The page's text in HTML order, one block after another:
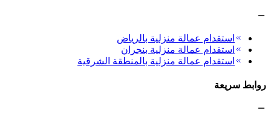
استقدام عمالة منزلية بالرياض
استقدام عمالة منزلية بنجران
استقدام عمالة منزلية بالمنطقة الشرقية
روابط سريعة